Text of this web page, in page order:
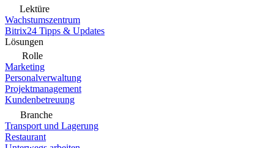
Lektüre
Wachstumszentrum
Bitrix24 Tipps & Updates
Lösungen
Rolle
Marketing
Personalverwaltung
Projektmanagement
Kundenbetreuung
Branche
Transport und Lagerung
Restaurant